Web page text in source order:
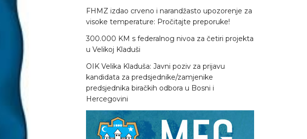
FHMZ izdao crveno i narandžasto upozorenje za
visoke temperature: Pročitajte preporuke!
300.000 KM s federalnog nivoa za četiri projekta
u Velikoj Kladuši
OIK Velika Kladuša: Javni poziv za prijavu
kandidata za predsjednike/zamjenike
predsjednika biračkih odbora u Bosni i
Hercegovini